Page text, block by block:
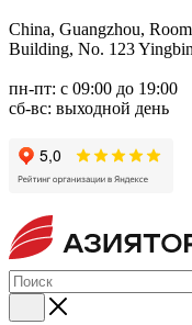
China, Guangzhou,
Building, No. 123
пн-пт: с 09:00 до 19:00
сб-вс: выходной день